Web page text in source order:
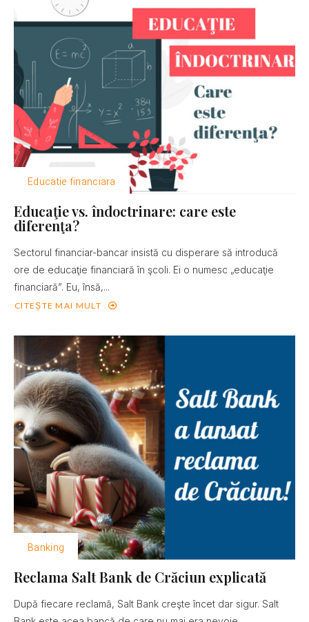
Educatie financiara
Educaţie vs. îndoctrinare: care este
diferenţa?
Sectorul financiar-bancar insistă cu disperare să introducă
ore de educaţie financiară în şcoli. Ei o numesc „educaţie
financiară”. Eu, însă,...
CITEȘTE MAI MULT
Banking
Reclama Salt Bank de Crăciun explicată
După fiecare reclamă, Salt Bank creşte încet dar sigur. Salt